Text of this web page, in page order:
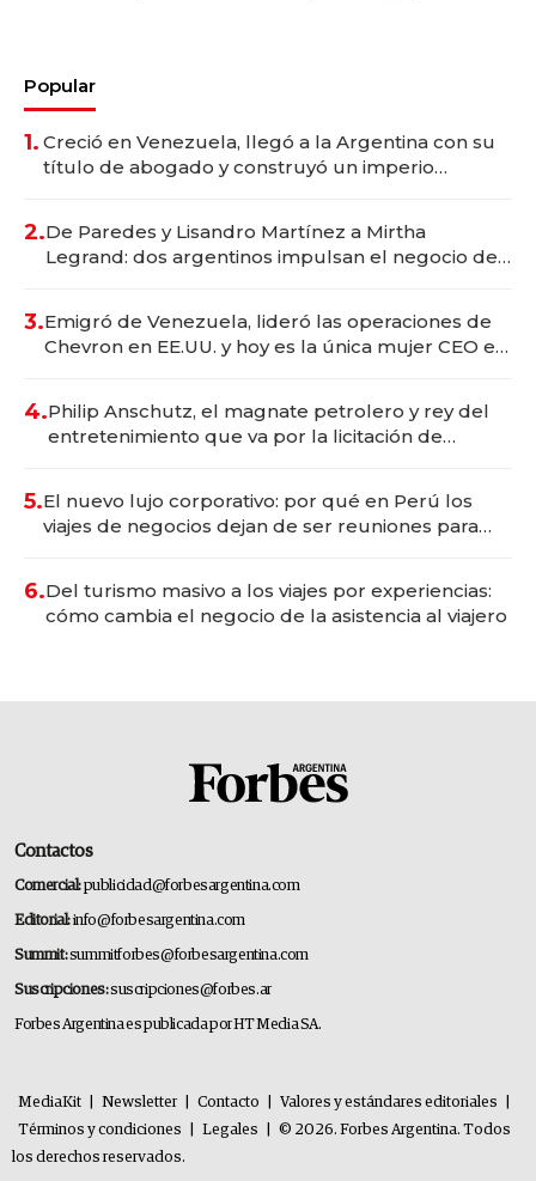
Popular
1. Creció en Venezuela, llegó a la Argentina con su
título de abogado y construyó un imperio
2.De Paredes y Lisandro Martínez a Mirtha
Legrand: dos argentinos impulsan el negocio del
3.Emigró de Venezuela, lideró las operaciones de
Chevron en EE.UU. y hoy es la única mujer CEO en
4.Philip Anschutz, el magnate petrolero y rey del
entretenimiento que va por la licitación de
5.El nuevo lujo corporativo: por qué en Perú los
viajes de negocios dejan de ser reuniones para
6.Del turismo masivo a los viajes por experiencias:
cómo cambia el negocio de la asistencia al viajero
Contactos
Comercial:publicidad@forbesargentina.com
Editorial:info@forbesargentina.com
Summit:summitforbes@forbesargentina.com
Suscripciones:suscripciones@forbes.ar
Forbes Argentina es publicada por HT Media SA.
MediaKit Newsletter Contacto Valores y estándares editoriales
Términos y condiciones
Legales
© 2026. Forbes Argentina. Todos
los derechos reservados.